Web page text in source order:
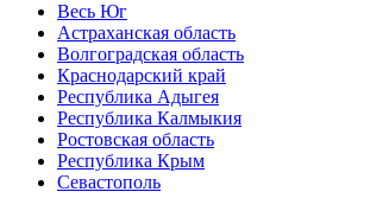
Весь Юг
Астраханская область
Волгоградская область
Краснодарский край
Республика Адыгея
Республика Калмыкия
Ростовская область
Республика Крым
Севастополь